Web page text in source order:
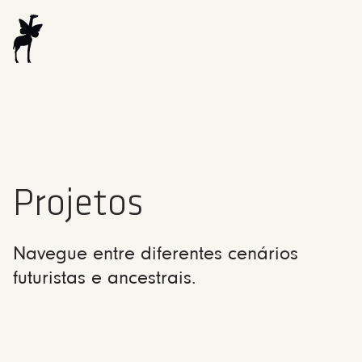
Projetos
Navegue entre diferentes cenários
futuristas e ancestrais.